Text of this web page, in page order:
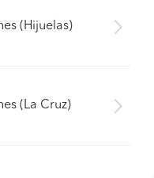
(Hijuelas)
(La Cruz)